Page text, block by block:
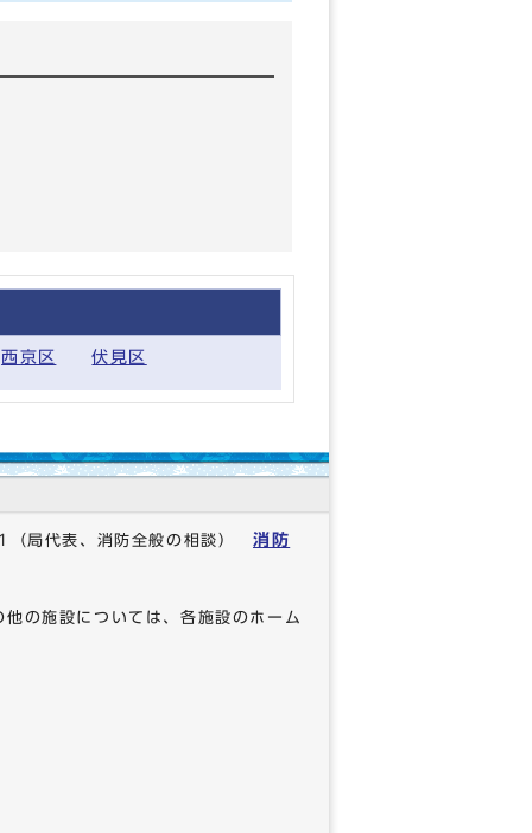
西京区 伏見区
（局代表、消防全般の相談）消防
の施設については、各施設のホーム